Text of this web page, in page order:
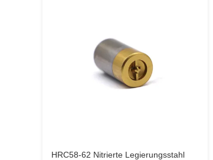
HRC58-62 Nitrierte Legierungsstahl